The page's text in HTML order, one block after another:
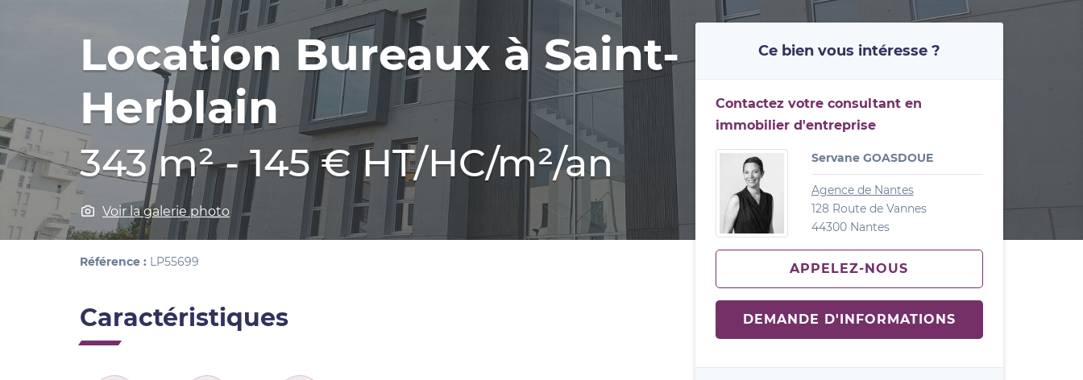
Location Bureaux à Saint-
Herblain
343 m² - 145 € HT/HC/m²/an
Voir la galerie photo
Référence : LP55699
Caractéristiques
Ce bien vous intéresse ?
Contactez votre consultant en
immobilier d'entreprise
Servane GOASDOUE
Agence de Nantes
128 Route de Vannes
44300 Nantes
APPELEZ-NOUS
DEMANDE D'INFORMATIONS